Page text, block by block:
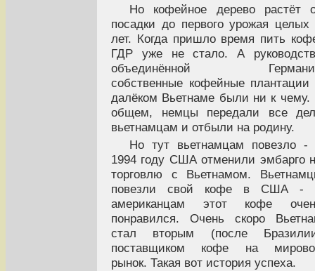
Но кофейное дерево растёт
посадки до первого урожая целых
лет. Когда пришло время пить
ГДР уже не стало. А
объединённой
собственные кофейные плантации
далёком Вьетнаме были ни к чему.
общем, немцы передали все
вьетнамцам и отбыли на родину.
Но тут вьетнамцам повезло -
1994 году США отменили эмбарго
торговлю с Вьетнамом.
повезли свой кофе в США -
американцам этот кофе
понравился. Очень скоро
стал вторым (после
поставщиком кофе на
рынок. Такая вот история успеха.